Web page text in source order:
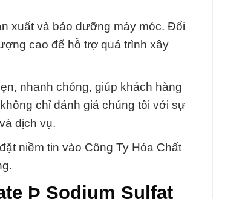
xuất và bảo dưỡng máy móc. Đối
cao để hỗ trợ quá trình xây
nhanh chóng, giúp khách hàng
chỉ đánh giá chúng tôi với sự
dịch vụ.
niềm tin vào Công Ty Hóa Chất
Þ Sodium Sulfat